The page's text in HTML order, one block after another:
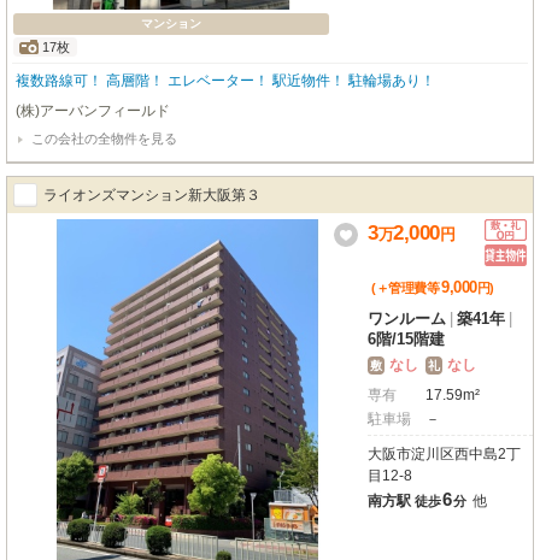
マンション
17枚
複数路線可！ 高層階！ エレベーター！ 駅近物件！ 駐輪場あり！
(株)アーバンフィールド
この会社の全物件を見る
ライオンズマンション新大阪第３
3万2,000円
(＋管理費等9,000円)
ワンルーム 築41年
6階/15階建
敷 なし 礼 なし
専有
17.59m²
駐車場
－
大阪市淀川区西中島2丁
目12-8
南方駅 徒歩6分 他